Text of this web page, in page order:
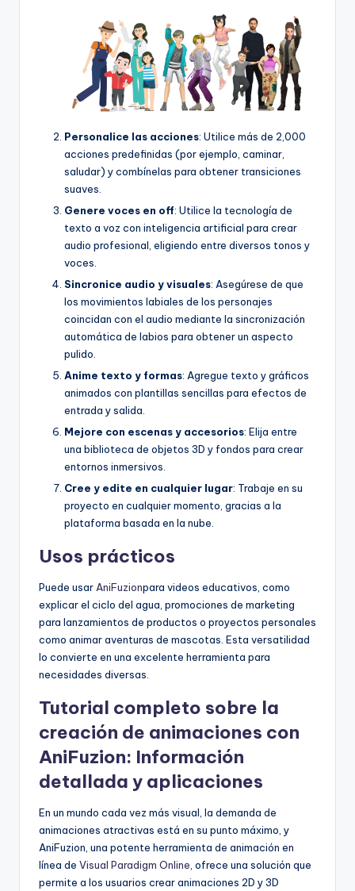
Personalice las acciones: Utilice más de 2,000
acciones predefinidas (por ejemplo, caminar,
saludar) y combínelas para obtener transiciones
suaves.
Genere voces en off: Utilice la tecnología de
texto a voz con inteligencia artificial para crear
audio profesional, eligiendo entre diversos tonos y
voces.
Sincronice audio y visuales: Asegúrese de que
los movimientos labiales de los personajes
coincidan con el audio mediante la sincronización
automática de labios para obtener un aspecto
pulido.
Anime texto y formas: Agregue texto y gráficos
animados con plantillas sencillas para efectos de
entrada y salida.
Mejore con escenas y accesorios: Elija entre
una biblioteca de objetos 3D y fondos para crear
entornos inmersivos.
Cree y edite en cualquier lugar: Trabaje en su
proyecto en cualquier momento, gracias a la
plataforma basada en la nube.
Usos prácticos
Puede usarAniFuzionpara videos educativos, como
explicar el ciclo del agua, promociones de marketing
para lanzamientos de productos o proyectos personales
como animar aventuras de mascotas. Esta versatilidad
lo convierte en una excelente herramienta para
necesidades diversas.
Tutorial completo sobre la
creación de animaciones con
AniFuzion: Información
detallada y aplicaciones
En un mundo cada vez más visual, la demanda de
animaciones atractivas está en su punto máximo, y
AniFuzion, una potente herramienta de animación en
línea de Visual Paradigm Online, ofrece una solución que
permite a los usuarios crear animaciones 2D y 3D